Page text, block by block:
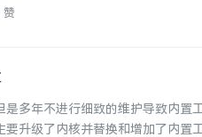
赞
多年不进行细致的维护导致内置
升级了内核并替换和增加了内置工